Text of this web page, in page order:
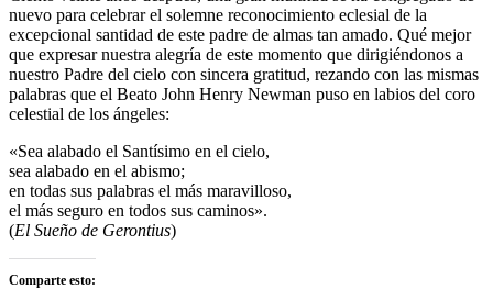
nuevo para celebrar el solemne reconocimiento eclesial de la
excepcional santidad de este padre de almas tan amado. Qué mejor
que expresar nuestra alegría de este momento que dirigiéndonos a
nuestro Padre del cielo con sincera gratitud, rezando con las mismas
palabras que el Beato John Henry Newman puso en labios del coro
celestial de los ángeles:
«Sea alabado el Santísimo en el cielo,
sea alabado en el abismo;
en todas sus palabras el más maravilloso,
el más seguro en todos sus caminos».
(El Sueño de Gerontius)
Comparte esto: